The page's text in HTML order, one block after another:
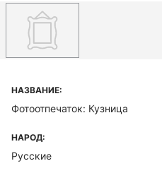
НАЗВАНИЕ:
Фотоотпечаток: Кузница
НАРОД:
Русские